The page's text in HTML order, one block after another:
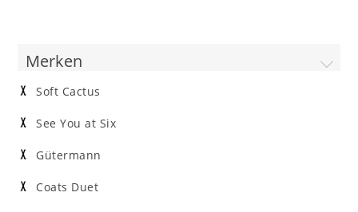
Merken
Soft Cactus
See You at Six
Gütermann
Coats Duet